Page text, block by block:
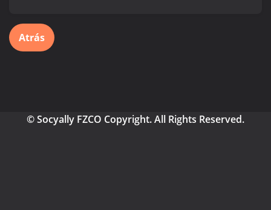
Atrás
© Socyally FZCO Copyright. All Rights Reserved.